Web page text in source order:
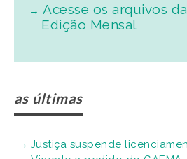
Acesse os arquivos da
Edição Mensal
as últimas
Justiça suspende